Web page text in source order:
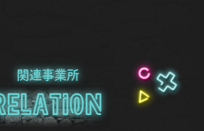
関連事業所